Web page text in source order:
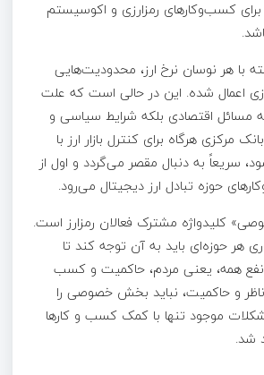
کسب‌وکار‌های رمزارزی و اکوسیستم
با هر نوسان نرخ ارز، محدودیت‌هایی
اعمال شده. این در حالی است که علت
مسائل اقتصادی بلکه شرایط سیاسی و
مرکزی هرگاه برای کنترل بازار ارز با
سریعاً به دنبال مقصر می‌گردد و اول از
حوزه تبادل ارز دیجیتال می‌رود.
کلیدواژه مشترک فعالان رمزارز است.
هر حوزه‌ای باید به آن توجه کند تا
نفع همه، یعنی مردم، حاکمیت و کسب
ناظر و حاکمیت، نباید بخش خصوصی را
موجود تنها با کمک کسب و کار‌ها
شد.